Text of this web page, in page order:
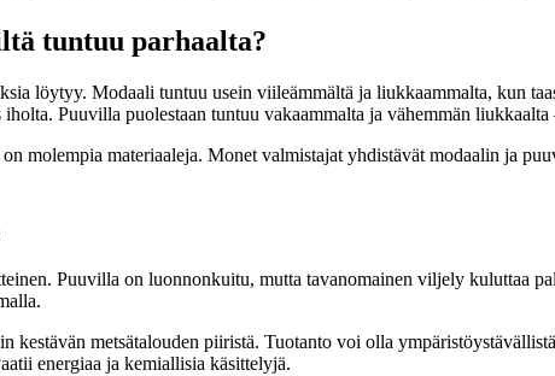
tuntuu parhaalta?
löytyy. Modaali tuntuu usein viileämmältä ja liukkaammalta, kun
Puuvilla puolestaan tuntuu vakaammalta ja vähemmän
molempia materiaaleja. Monet valmistajat yhdistävät modaalin ja
Puuvilla on luonnonkuitu, mutta tavanomainen viljely kuluttaa
kestävän metsätalouden piiristä. Tuotanto voi olla
energiaa ja kemiallisia käsittelyjä.